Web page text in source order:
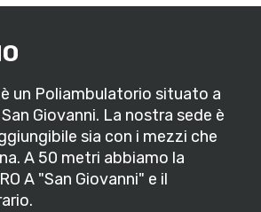
un Poliambulatorio situato a
Giovanni. La nostra sede è
sia con i mezzi che
A 50 metri abbiamo la
A "San Giovanni" e il